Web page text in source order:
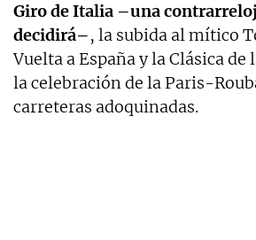
Giro de Italia –una
decidirá–, la subida al mítico
Vuelta a España y la Clásica de
la celebración de la Paris-
carreteras adoquinadas.